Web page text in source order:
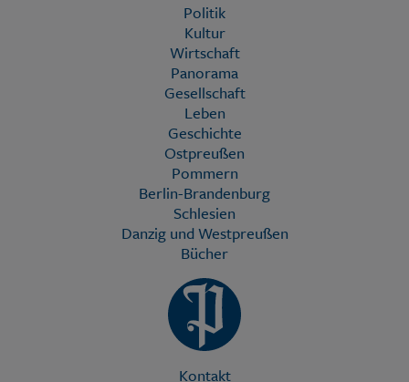
Politik
Kultur
Wirtschaft
Panorama
Gesellschaft
Leben
Geschichte
Ostpreußen
Pommern
Berlin-Brandenburg
Schlesien
Danzig und Westpreußen
Bücher
Kontakt